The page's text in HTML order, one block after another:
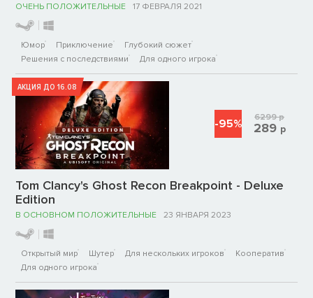
ОЧЕНЬ ПОЛОЖИТЕЛЬНЫЕ 17 ФЕВРАЛЯ 2021
Юмор Приключение
Глубокий сюжет
Решения с последствиями
Для одного игрока
АКЦИЯ ДО 16.08
Tom Clancy's Ghost Recon Breakpoint - Deluxe
Edition
В ОСНОВНОМ ПОЛОЖИТЕЛЬНЫЕ 23 ЯНВАРЯ 2023
Открытый мир Шутер Для нескольких игроков
Кооператив
Для одного игрока
-95% 6299р
289 р